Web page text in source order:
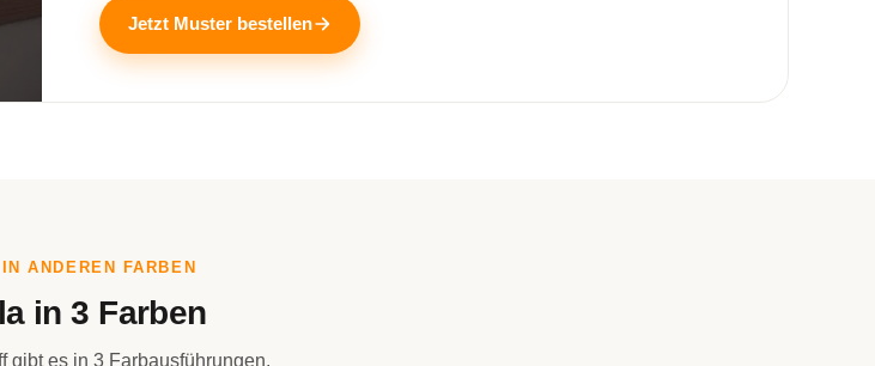
Jetzt Muster bestellen
ANDEREN FARBEN
in 3 Farben
gibt es in 3 Farbausführungen.